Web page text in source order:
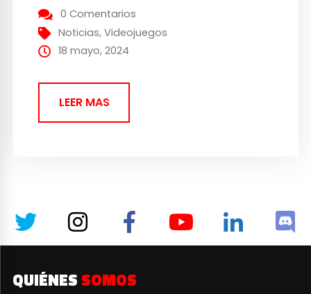
septiembre. Descripción: Selfloss es un
emotivo juego de aventuras ambientado
en un mundo de fantasía inspirado por la
0 Comentarios
Noticias,Videojuegos
18 mayo, 2024
LEER MAS
QUIÉNES SOMOS